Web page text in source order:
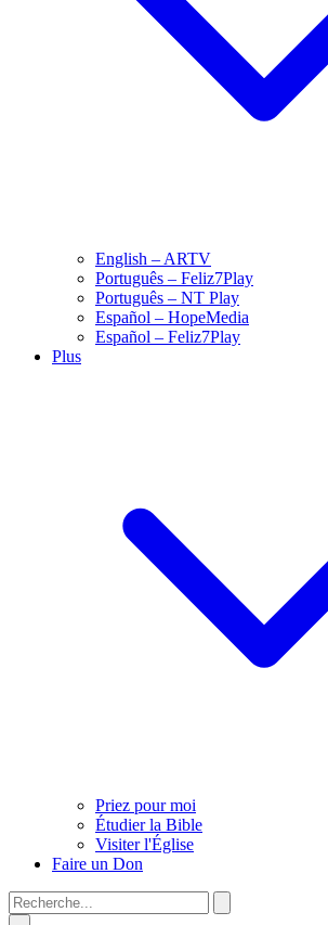
English – ARTV
Português – Feliz7Play
Português – NT Play
Español – HopeMedia
Español – Feliz7Play
Plus
Priez pour moi
Étudier la Bible
Visiter l'Église
Faire un Don